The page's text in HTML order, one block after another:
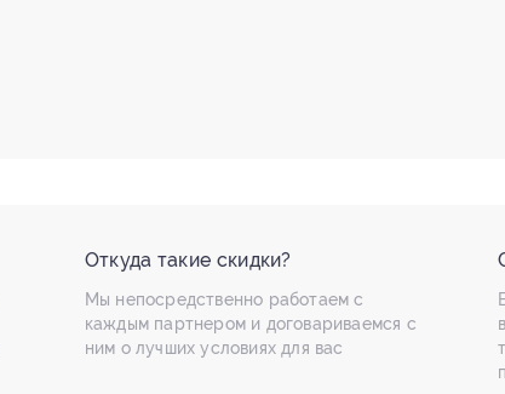
Откуда такие скидки?
Мы непосредственно работаем с
каждым партнером и договариваемся с
ним о лучших условиях для вас